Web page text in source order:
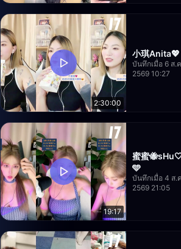
2:30:00
小琪Anita💖
บันทึกเมื่อ 6 ส.
2569 10:27
19:17
蜜蜜
🩵
บันทึกเมื่อ 4 ส.
2569 21:05